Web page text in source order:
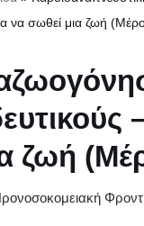
να σωθεί μια ζωή
ζωή